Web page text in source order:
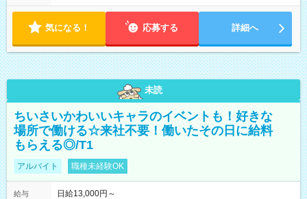
気になる！ 応募する 詳細へ
未読
ちいさいかわいいキャラのイベントも！好きな
場所で働ける☆来社不要！働いたその日に給料
もらえる◎/T1
アルバイト 職種未経験OK
給与
日給13,000円～